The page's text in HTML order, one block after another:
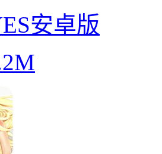
安卓版